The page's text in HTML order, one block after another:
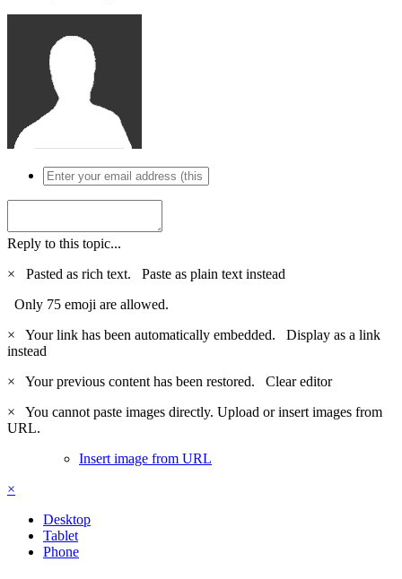
Reply to this topic...
×
Pasted as rich text. Paste as plain text instead
Only 75 emoji are allowed.
×
Your link has been automatically embedded. Display as a link
instead
×
Your previous content has been restored. Clear editor
×
You cannot paste images directly. Upload or insert images from
URL.
Insert image from URL
×
Desktop
Tablet
Phone